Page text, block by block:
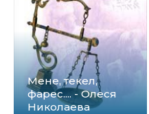
Мене, текел,
фарес.... - Олеся
Николаева